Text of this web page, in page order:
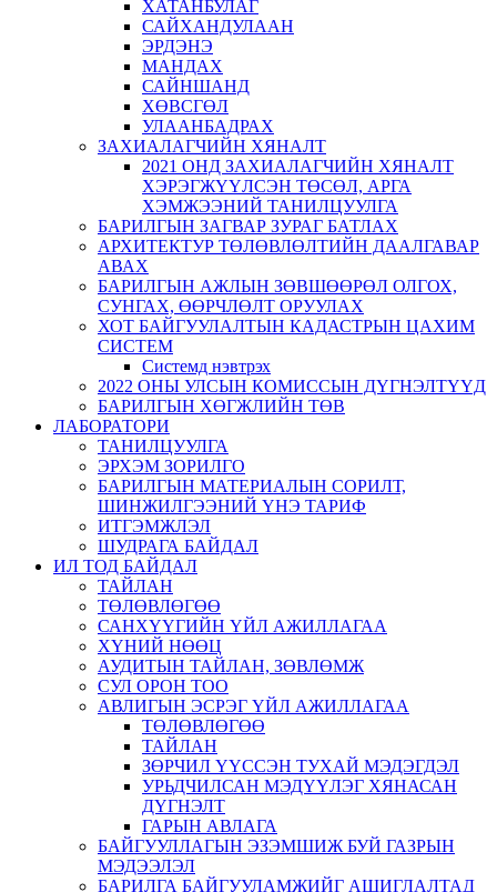
ХАТАНБУЛАГ
САЙХАНДУЛААН
ЭРДЭНЭ
МАНДАХ
САЙНШАНД
ХӨВСГӨЛ
УЛААНБАДРАХ
ЗАХИАЛАГЧИЙН ХЯНАЛТ
2021 ОНД ЗАХИАЛАГЧИЙН ХЯНАЛТ
ХЭРЭГЖҮҮЛСЭН ТӨСӨЛ, АРГА
ХЭМЖЭЭНИЙ ТАНИЛЦУУЛГА
БАРИЛГЫН ЗАГВАР ЗУРАГ БАТЛАХ
АРХИТЕКТУР ТӨЛӨВЛӨЛТИЙН ДААЛГАВАР
АВАХ
БАРИЛГЫН АЖЛЫН ЗӨВШӨӨРӨЛ ОЛГОХ,
СУНГАХ, ӨӨРЧЛӨЛТ ОРУУЛАХ
ХОТ БАЙГУУЛАЛТЫН КАДАСТРЫН ЦАХИМ
СИСТЕМ
Системд нэвтрэх
2022 ОНЫ УЛСЫН КОМИССЫН ДҮГНЭЛТҮҮД
БАРИЛГЫН ХӨГЖЛИЙН ТӨВ
ЛАБОРАТОРИ
ТАНИЛЦУУЛГА
ЭРХЭМ ЗОРИЛГО
БАРИЛГЫН МАТЕРИАЛЫН СОРИЛТ,
ШИНЖИЛГЭЭНИЙ ҮНЭ ТАРИФ
ИТГЭМЖЛЭЛ
ШУДРАГА БАЙДАЛ
ИЛ ТОД БАЙДАЛ
ТАЙЛАН
ТӨЛӨВЛӨГӨӨ
САНХҮҮГИЙН ҮЙЛ АЖИЛЛАГАА
ХҮНИЙ НӨӨЦ
АУДИТЫН ТАЙЛАН, ЗӨВЛӨМЖ
СУЛ ОРОН ТОО
АВЛИГЫН ЭСРЭГ ҮЙЛ АЖИЛЛАГАА
ТӨЛӨВЛӨГӨӨ
ТАЙЛАН
ЗӨРЧИЛ ҮҮССЭН ТУХАЙ МЭДЭГДЭЛ
УРЬДЧИЛСАН МЭДҮҮЛЭГ ХЯНАСАН
ДҮГНЭЛТ
ГАРЫН АВЛАГА
БАЙГУУЛЛАГЫН ЭЗЭМШИЖ БУЙ ГАЗРЫН
МЭДЭЭЛЭЛ
БАРИЛГА БАЙГУУЛАМЖИЙГ АШИГЛАЛТАД